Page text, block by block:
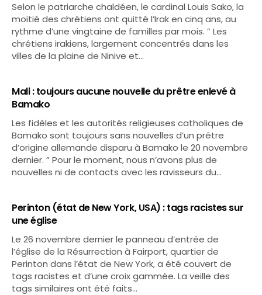
Selon le patriarche chaldéen, le cardinal Louis Sako, la
moitié des chrétiens ont quitté l’Irak en cinq ans, au
rythme d’une vingtaine de familles par mois. ” Les
chrétiens irakiens, largement concentrés dans les
villes de la plaine de Ninive et…
Mali : toujours aucune nouvelle du prêtre enlevé à
Bamako
Les fidèles et les autorités religieuses catholiques de
Bamako sont toujours sans nouvelles d’un prêtre
d’origine allemande disparu à Bamako le 20 novembre
dernier. ” Pour le moment, nous n’avons plus de
nouvelles ni de contacts avec les ravisseurs du…
Perinton (état de New York, USA) : tags racistes sur
une église
Le 26 novembre dernier le panneau d’entrée de
l’église de la Résurrection à Fairport, quartier de
Perinton dans l’état de New York, a été couvert de
tags racistes et d’une croix gammée. La veille des
tags similaires ont été faits…